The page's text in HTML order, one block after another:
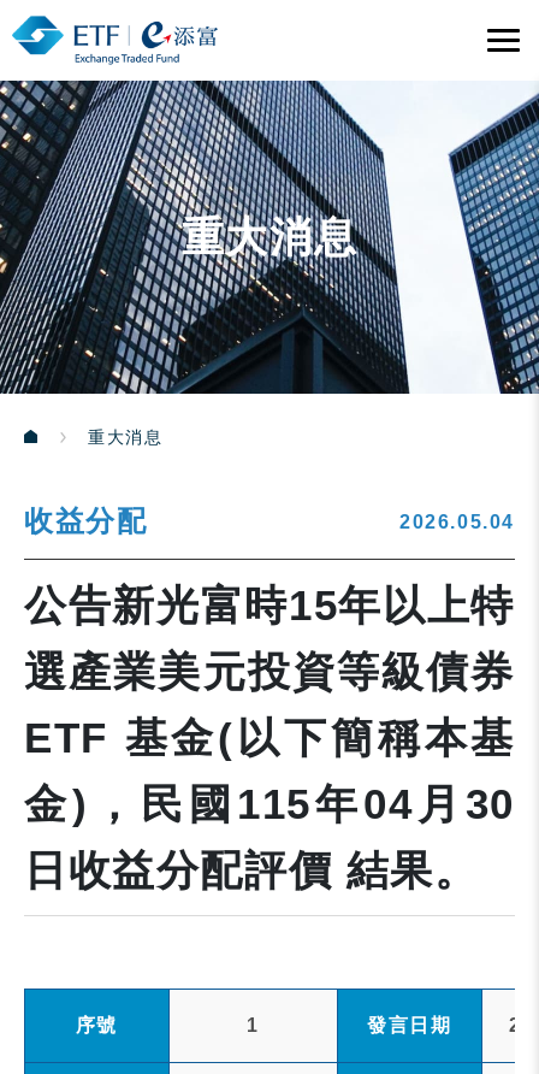
重大消息
重大消息
收益分配 2026.05.04
公告新光富時15年以上特
選產業美元投資等級債券
ETF 基金(以下簡稱本基
金)，民國115年04月30
日收益分配評價 結果。
序號 1 發言日期